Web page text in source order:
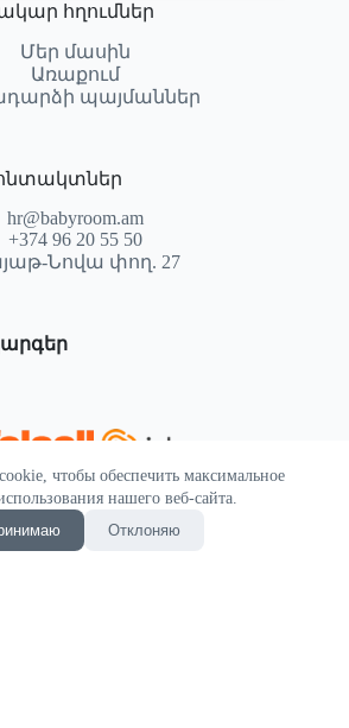
чтобы обеспечить максимальное
нашего веб-сайта.
Отклоняю
հղումներ
Մեր մասին
Առաքում
պայմաններ
hr@babyroom.am
+374 96 20 55 50
Նովա փող. 27
by SEKTIF